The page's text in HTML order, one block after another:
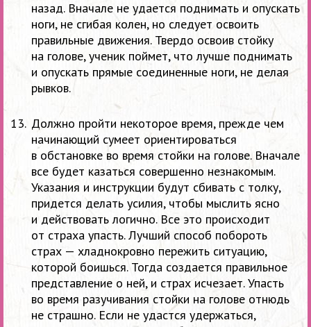
назад. Вначале не удается поднимать и опускать
ноги, не сгибая колен, но следует освоить
правильные движения. Твердо освоив стойку
на голове, ученик поймет, что лучше поднимать
и опускать прямые соединенные ноги, не делая
рывков.
Должно пройти некоторое время, прежде чем
начинающий сумеет ориентироваться
в обстановке во время стойки на голове. Вначале
все будет казаться совершенно незнакомым.
Указания и инструкции будут сбивать с толку,
придется делать усилия, чтобы мыслить ясно
и действовать логично. Все это происходит
от страха упасть. Лучший способ побороть
страх — хладнокровно пережить ситуацию,
которой боишься. Тогда создается правильное
представление о ней, и страх исчезает. Упасть
во время разучивания стойки на голове отнюдь
не страшно. Если не удастся удержаться,